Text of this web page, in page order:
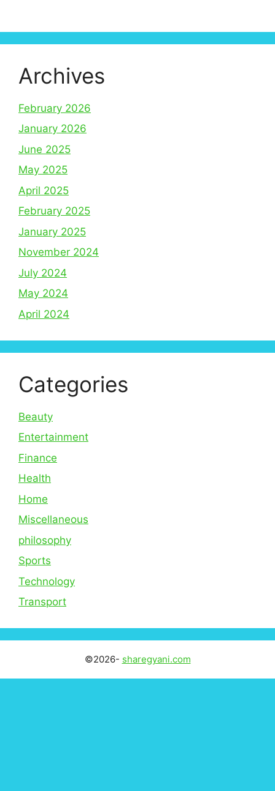
Archives
February 2026
January 2026
June 2025
May 2025
April 2025
February 2025
January 2025
November 2024
July 2024
May 2024
April 2024
Categories
Beauty
Entertainment
Finance
Health
Home
Miscellaneous
philosophy
Sports
Technology
Transport
©2026- sharegyani.com